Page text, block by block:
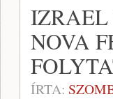
IZRAEL
NOVA
ÍRTA: